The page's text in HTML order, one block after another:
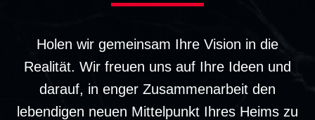
Holen wir gemeinsam Ihre Vision in die
Realität. Wir freuen uns auf Ihre Ideen und
darauf, in enger Zusammenarbeit den
lebendigen neuen Mittelpunkt Ihres Heims zu